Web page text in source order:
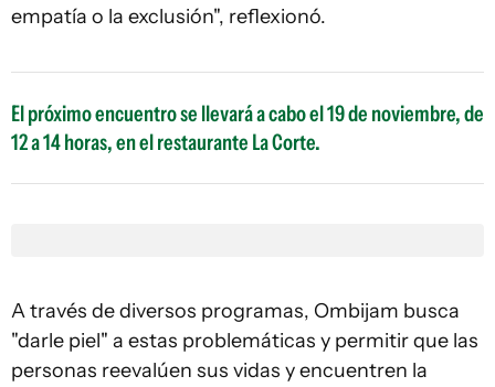
empatía o la exclusión", reflexionó.
El próximo encuentro se llevará a cabo el 19 de noviembre, de
12 a 14 horas, en el restaurante La Corte.
A través de diversos programas, Ombijam busca
"darle piel" a estas problemáticas y permitir que las
personas reevalúen sus vidas y encuentren la